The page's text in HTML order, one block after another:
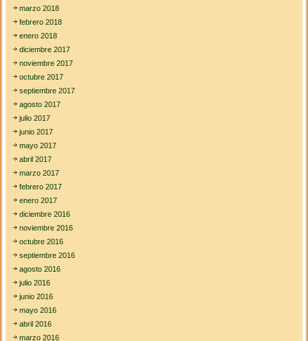
marzo 2018
febrero 2018
enero 2018
diciembre 2017
noviembre 2017
octubre 2017
septiembre 2017
agosto 2017
julio 2017
junio 2017
mayo 2017
abril 2017
marzo 2017
febrero 2017
enero 2017
diciembre 2016
noviembre 2016
octubre 2016
septiembre 2016
agosto 2016
julio 2016
junio 2016
mayo 2016
abril 2016
marzo 2016